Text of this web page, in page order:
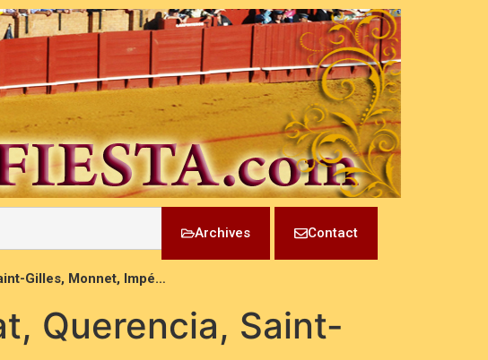
Archives Contact
Gilles, Monnet, Impé…
Querencia, Saint-